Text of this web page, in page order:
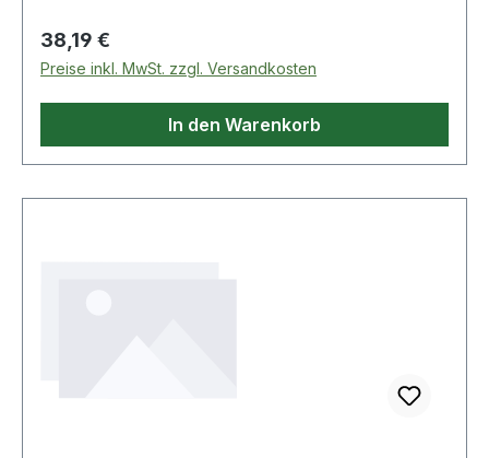
Regulärer Preis:
38,19 €
Preise inkl. MwSt. zzgl. Versandkosten
In den Warenkorb